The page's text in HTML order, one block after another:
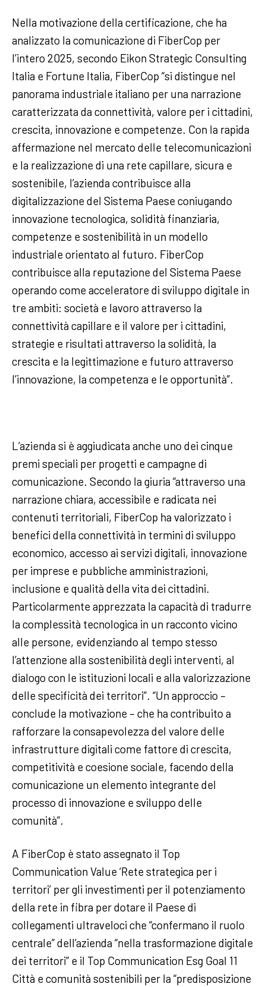
Nella motivazione della certificazione, che ha
analizzato la comunicazione di FiberCop per
l’intero 2025, secondo Eikon Strategic Consulting
Italia e Fortune Italia, FiberCop “si distingue nel
panorama industriale italiano per una narrazione
caratterizzata da connettività, valore per i cittadini,
crescita, innovazione e competenze. Con la rapida
affermazione nel mercato delle telecomunicazioni
e la realizzazione di una rete capillare, sicura e
sostenibile, l’azienda contribuisce alla
digitalizzazione del Sistema Paese coniugando
innovazione tecnologica, solidità finanziaria,
competenze e sostenibilità in un modello
industriale orientato al futuro. FiberCop
contribuisce alla reputazione del Sistema Paese
operando come acceleratore di sviluppo digitale in
tre ambiti: società e lavoro attraverso la
connettività capillare e il valore per i cittadini,
strategie e risultati attraverso la solidità, la
crescita e la legittimazione e futuro attraverso
l’innovazione, la competenza e le opportunità”.
L’azienda si è aggiudicata anche uno dei cinque
premi speciali per progetti e campagne di
comunicazione. Secondo la giuria “attraverso una
narrazione chiara, accessibile e radicata nei
contenuti territoriali, FiberCop ha valorizzato i
benefici della connettività in termini di sviluppo
economico, accesso ai servizi digitali, innovazione
per imprese e pubbliche amministrazioni,
inclusione e qualità della vita dei cittadini.
Particolarmente apprezzata la capacità di tradurre
la complessità tecnologica in un racconto vicino
alle persone, evidenziando al tempo stesso
l’attenzione alla sostenibilità degli interventi, al
dialogo con le istituzioni locali e alla valorizzazione
delle specificità dei territori”. “Un approccio –
conclude la motivazione – che ha contribuito a
rafforzare la consapevolezza del valore delle
infrastrutture digitali come fattore di crescita,
competitività e coesione sociale, facendo della
comunicazione un elemento integrante del
processo di innovazione e sviluppo delle
comunità”.
A FiberCop è stato assegnato il Top
Communication Value ‘Rete strategica per i
territori’ per gli investimenti per il potenziamento
della rete in fibra per dotare il Paese di
collegamenti ultraveloci che “confermano il ruolo
centrale” dell’azienda “nella trasformazione digitale
dei territori” e il Top Communication Esg Goal 11
Città e comunità sostenibili per la “predisposizione